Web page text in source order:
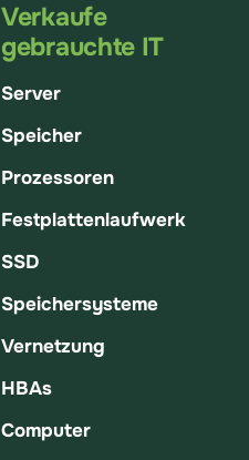
Verkaufe
gebrauchte IT
Server
Speicher
Prozessoren
Festplattenlaufwerk
SSD
Speichersysteme
Vernetzung
HBAs
Computer